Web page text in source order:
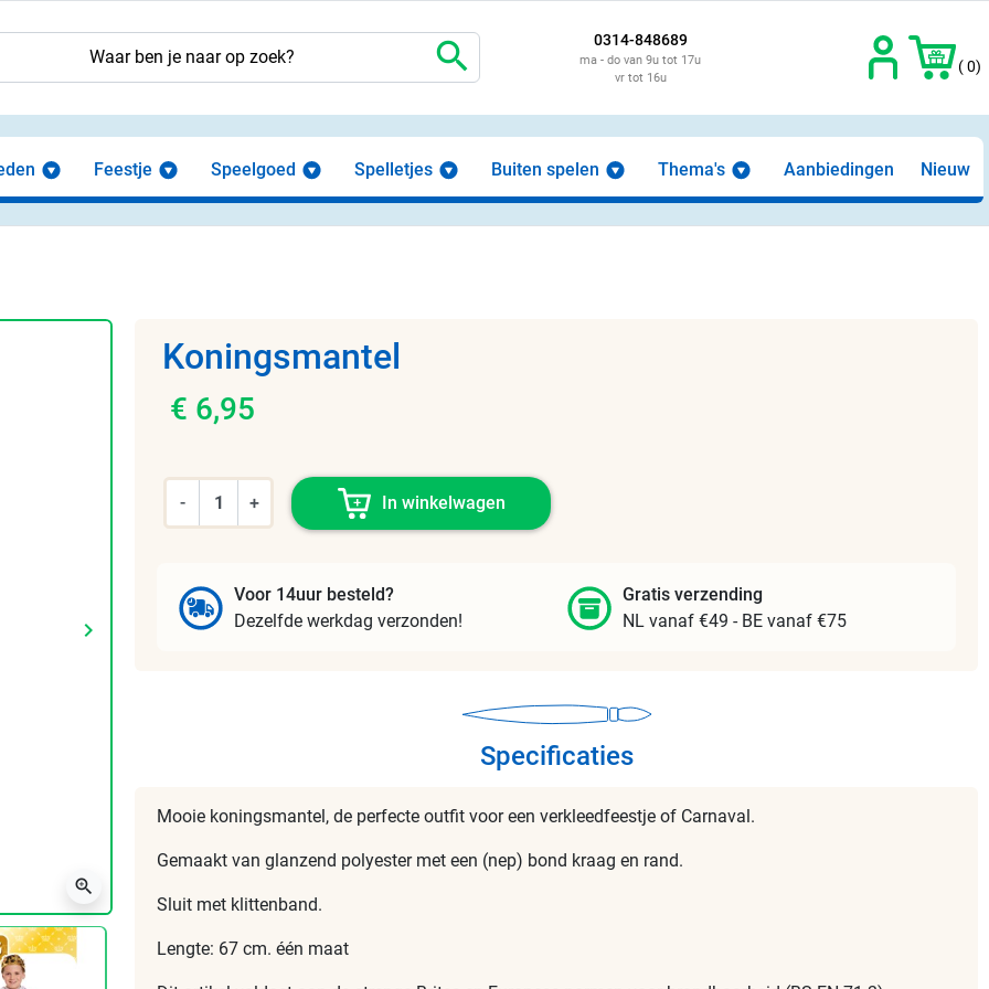
search 0314-848689
ma - do van 9u tot 17u
vr tot 16u
( 0)
Feestje Speelgoed Spelletjes Buiten spelen Thema's Aanbiedingen Nieuw
Volgende
keyboard_arrow_right
zoom_in
Koningsmantel
€ 6,95
- + In winkelwagen
Voor 14uur besteld?
Dezelfde werkdag verzonden!
Gratis verzending
NL vanaf €49 - BE vanaf €75
Specificaties
Mooie koningsmantel, de perfecte outfit voor een verkleedfeestje of Carnaval.
Gemaakt van glanzend polyester met een (nep) bond kraag en rand.
Sluit met klittenband.
Lengte: 67 cm. één maat